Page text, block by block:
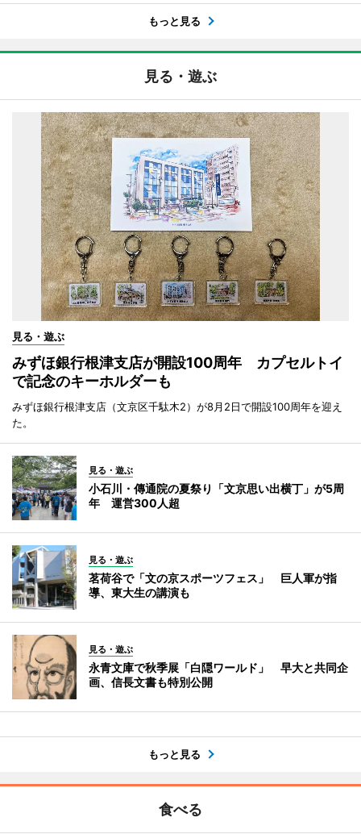
もっと見る
見る・遊ぶ
見る・遊ぶ
みずほ銀行根津支店が開設100周年 カプセルトイ
で記念のキーホルダーも
みずほ銀行根津支店（文京区千駄木2）が8月2日で開設100周年を迎え
た。
見る・遊ぶ
小石川・傳通院の夏祭り「文京思い出横丁」が5周
年 運営300人超
見る・遊ぶ
茗荷谷で「文の京スポーツフェス」 巨人軍が指
導、東大生の講演も
見る・遊ぶ
永青文庫で秋季展「白隠ワールド」 早大と共同企
画、信長文書も特別公開
もっと見る
食べる